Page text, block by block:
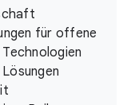
für offene